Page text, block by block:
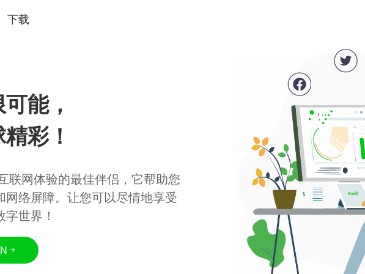
下载
能，
彩！
联网体验的最佳伴侣，它帮助您
网络屏障。让您可以尽情地享受
世界！